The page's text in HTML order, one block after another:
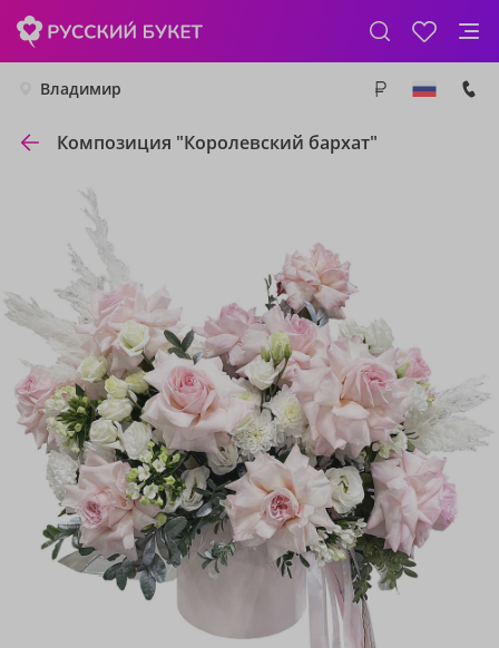
Владимир
Композиция "Королевский бархат"